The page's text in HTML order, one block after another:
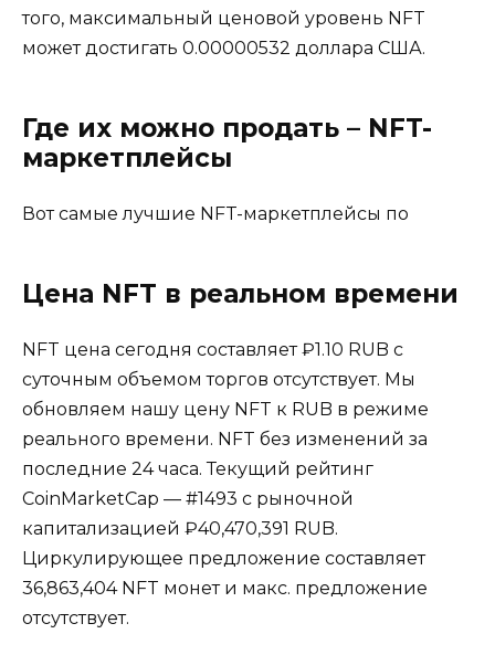
того, максимальный ценовой уровень NFT
может достигать 0.00000532 доллара США.
Где их можно продать – NFT-
маркетплейсы
Вот самые лучшие NFT-маркетплейсы по
Цена NFT в реальном времени
NFT цена сегодня составляет ₽1.10 RUB с
суточным объемом торгов отсутствует. Мы
обновляем нашу цену NFT к RUB в режиме
реального времени. NFT без изменений за
последние 24 часа. Текущий рейтинг
CoinMarketCap — #1493 с рыночной
капитализацией ₽40,470,391 RUB.
Циркулирующее предложение составляет
36,863,404 NFT монет и макс. предложение
отсутствует.